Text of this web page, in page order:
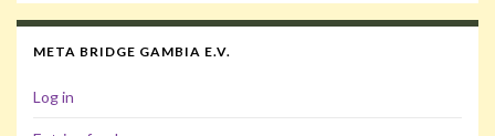
META BRIDGE GAMBIA E.V.
Log in